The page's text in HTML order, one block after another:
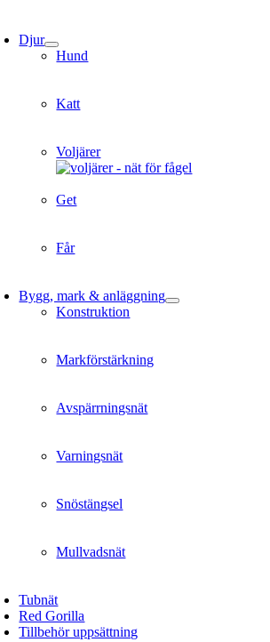
Djur
Hund
Katt
Voljärer
Get
Får
Bygg, mark & anläggning
Konstruktion
Markförstärkning
Avspärrningsnät
Varningsnät
Snöstängsel
Mullvadsnät
Tubnät
Red Gorilla
Tillbehör uppsättning